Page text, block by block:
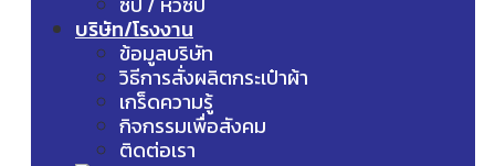
บริษัท/โรงงาน
ข้อมูลบริษัท
วิธีการสั่งผลิตกระเป๋าผ้า
เกร็ดความรู้
กิจกรรมเพื่อสังคม
ติดต่อเรา